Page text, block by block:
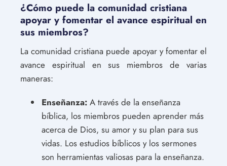
¿Cómo puede la comunidad cristiana
apoyar y fomentar el avance espiritual en
sus miembros?
La comunidad cristiana puede apoyar y fomentar el
avance espiritual en sus miembros de varias
maneras:
Enseñanza: A través de la enseñanza
bíblica, los miembros pueden aprender más
acerca de Dios, su amor y su plan para sus
vidas. Los estudios bíblicos y los sermones
son herramientas valiosas para la enseñanza.